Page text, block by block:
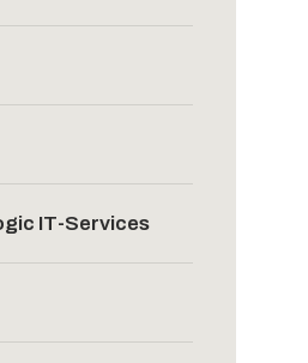
IT-Services